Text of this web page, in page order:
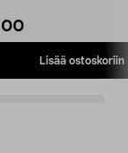
Lisää ostoskoriin